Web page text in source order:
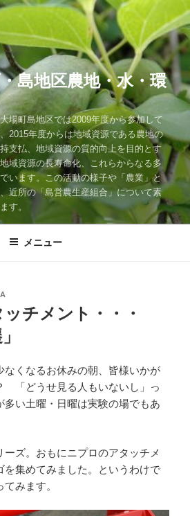
島地区農地・水・環
場町島地区では2009年度から参加して
2015年度からは地域資源である農地の
支払、地域資源の質的向上を目的とす
域資源の長寿命化、これらからなる多
います。この活動の様子や「農業」と
近所の「島営農生産組合」について素
す。
メニュー
チメント・・・
なくなるお休みの朝、皆様いかが
「どうせ見る人もいないし」っ
多い土曜・日曜は実験の場でもあ
ズ。おもにニプロのアタッチメ
を集めてみました。というわけで
みます。